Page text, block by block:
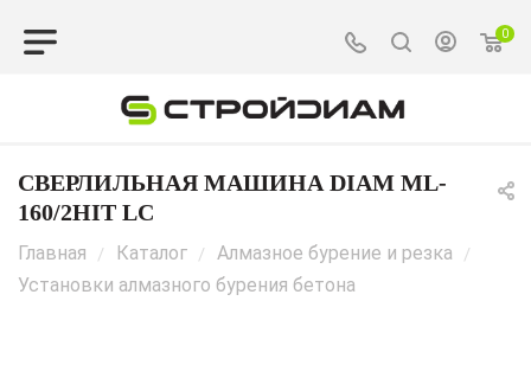
0
CВЕРЛИЛЬНАЯ МАШИНА DIAM ML-
160/2HIT LC
Главная / Каталог / Алмазное бурение и резка /
Установки алмазного бурения бетона